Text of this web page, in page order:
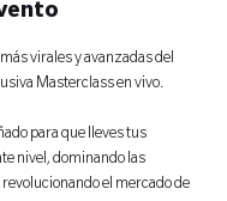
virales y avanzadas del
Masterclass en vivo.
para que lleves tus
nivel, dominando las
el mercado de